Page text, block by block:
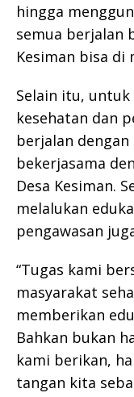
hingga
semua berjalan
Kesiman bisa di
Selain itu,
kesehatan dan
berjalan
bekerjasama
Desa Kesiman.
melalukan
pengawasan
“Tugas kami
masyarakat
memberikan
Bahkan bukan
kami berikan,
tangan kita